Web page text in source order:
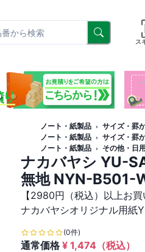
ス
ノート・紙製品 サイズ・罫
ノート・紙製品
サイズ・罫
ノート・紙製品
その他・日
ナカバヤシ YU-
無地 NYN-B501-
【2980円（税込）以上お
ナカバヤシオリジナル用紙
(0件)
通常価格¥ 1,474 （税込）